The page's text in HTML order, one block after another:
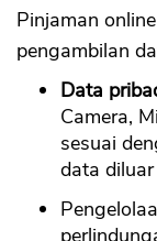
Pinjaman
pengambilan
Data
Camera,
sesuai
data